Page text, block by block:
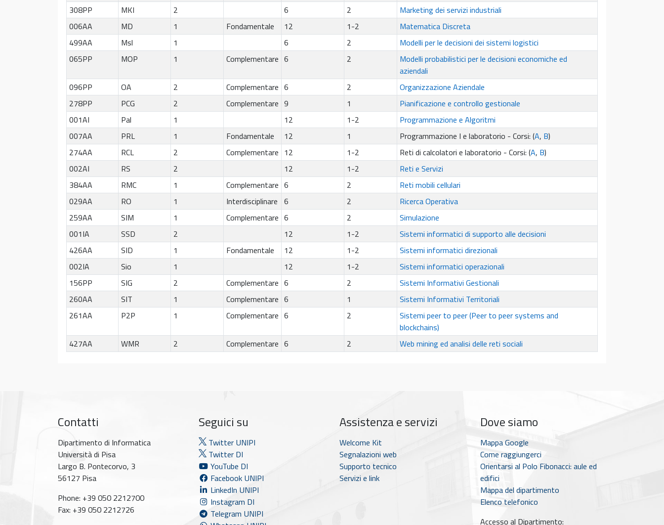
308PP
MKI 2 6 2
Marketing dei servizi industriali
006AA
MD 1 Fondamentale 12 1-2
Matematica Discreta
499AA
Msl 1 6 2
Modelli per le decisioni dei sistemi logistici
065PP
MOP 1 Complementare 6 2
Modelli probabilistici per le decisioni economiche ed
aziendali
096PP
OA 2 Complementare 6 2
Organizzazione Aziendale
278PP
PCG 2 Complementare 9 1
Pianificazione e controllo gestionale
001AI
Pal 1 12 1-2
Programmazione e Algoritmi
007AA
PRL 1 Fondamentale 12 1 Programmazione I e laboratorio - Corsi: (A, B)
274AA
RCL 2 Complementare 12 1-2 Reti di calcolatori e laboratorio - Corsi: (A, B)
002AI
RS 2 12 1-2
Reti e Servizi
384AA
RMC 1 Complementare 6 2
Reti mobili cellulari
029AA
RO 1 Interdisciplinare 6 2
Ricerca Operativa
259AA
SIM 1 Complementare 6 2
Simulazione
001IA
SSD 2 12 1-2
Sistemi informatici di supporto alle decisioni
426AA
SID 1 Fondamentale 12 1-2
Sistemi informatici direzionali
002IA
Sio 1 12 1-2
Sistemi informatici operazionali
156PP
SIG 2 Complementare 6 2
Sistemi Informativi Gestionali
260AA
SIT 1 Complementare 6 1
Sistemi Informativi Territoriali
261AA
P2P 1 Complementare 6 2
Sistemi peer to peer (Peer to peer systems and
blockchains)
427AA
WMR 2 Complementare 6 2 Web mining ed analisi delle reti sociali
Contatti
Dipartimento di Informatica
Università di Pisa
Largo B. Pontecorvo, 3
56127 Pisa
Phone: +39 050 2212700
Fax: +39 050 2212726
Seguici su
Twitter UNIPI
Twitter DI
YouTube DI
Facebook UNIPI
LinkedIn UNIPI
Instagram DI
Telegram UNIPI
Assistenza e servizi
Welcome Kit
Segnalazioni web
Supporto tecnico
Servizi e link
Dove siamo
Mappa Google
Come raggiungerci
Orientarsi al Polo Fibonacci: aule ed
edifici
Mappa del dipartimento
Elenco telefonico
Accesso al Dipartimento: